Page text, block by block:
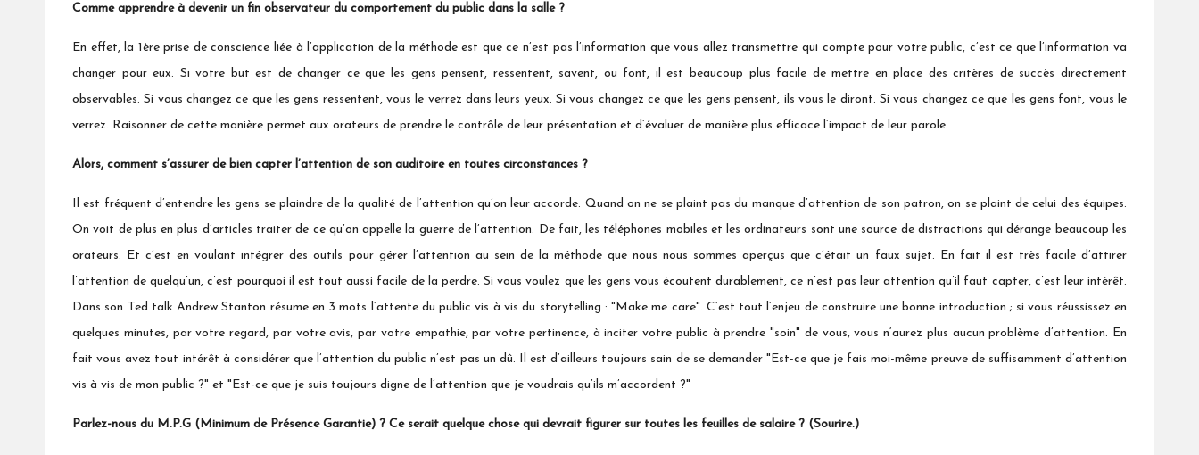
Comme apprendre à devenir un fin observateur du comportement du public dans la salle ?
En effet, la 1ère prise de conscience liée à l’application de la méthode est que ce n’est pas l’information que vous allez transmettre qui compte pour votre public, c’est ce que l’information va
changer pour eux. Si votre but est de changer ce que les gens pensent, ressentent, savent, ou font, il est beaucoup plus facile de mettre en place des critères de succès directement
observables. Si vous changez ce que les gens ressentent, vous le verrez dans leurs yeux. Si vous changez ce que les gens pensent, ils vous le diront. Si vous changez ce que les gens font, vous le
verrez. Raisonner de cette manière permet aux orateurs de prendre le contrôle de leur présentation et d’évaluer de manière plus efficace l’impact de leur parole.
Alors, comment s’assurer de bien capter l’attention de son auditoire en toutes circonstances ?
Il est fréquent d’entendre les gens se plaindre de la qualité de l’attention qu’on leur accorde. Quand on ne se plaint pas du manque d’attention de son patron, on se plaint de celui des équipes.
On voit de plus en plus d’articles traiter de ce qu’on appelle la guerre de l’attention. De fait, les téléphones mobiles et les ordinateurs sont une source de distractions qui dérange beaucoup les
orateurs. Et c’est en voulant intégrer des outils pour gérer l’attention au sein de la méthode que nous nous sommes aperçus que c’était un faux sujet. En fait il est très facile d’attirer
l’attention de quelqu’un, c’est pourquoi il est tout aussi facile de la perdre. Si vous voulez que les gens vous écoutent durablement, ce n’est pas leur attention qu’il faut capter, c’est leur intérêt.
Dans son Ted talk Andrew Stanton résume en 3 mots l’attente du public vis à vis du storytelling : "Make me care". C’est tout l’enjeu de construire une bonne introduction ; si vous réussissez en
quelques minutes, par votre regard, par votre avis, par votre empathie, par votre pertinence, à inciter votre public à prendre "soin" de vous, vous n‘aurez plus aucun problème d’attention. En
fait vous avez tout intérêt à considérer que l’attention du public n’est pas un dû. Il est d’ailleurs toujours sain de se demander "Est-ce que je fais moi-même preuve de suffisamment d’attention
vis à vis de mon public ?" et "Est-ce que je suis toujours digne de l’attention que je voudrais qu’ils m’accordent ?"
Parlez-nous du M.P.G (Minimum de Présence Garantie) ? Ce serait quelque chose qui devrait figurer sur toutes les feuilles de salaire ? (Sourire.)